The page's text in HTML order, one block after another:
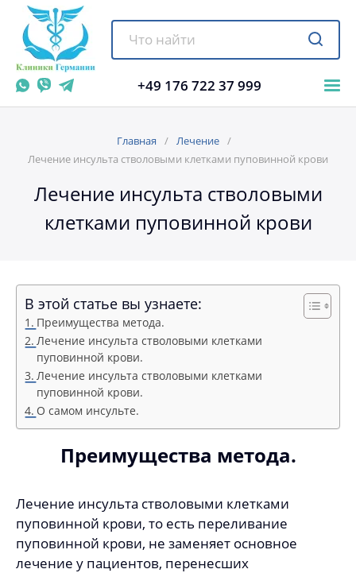
+49 176 722 37 999
Главная
Лечение
Лечение инсульта стволовыми клетками пуповинной крови
Лечение инсульта стволовыми
клетками пуповинной крови
В этой статье вы узнаете:
Преимущества метода.
Лечение инсульта стволовыми клетками
пуповинной крови.
Лечение инсульта стволовыми клетками
пуповинной крови.
О самом инсульте.
Преимущества метода.
Лечение инсульта стволовыми клетками
пуповинной крови, то есть переливание
пуповинной крови, не заменяет основное
лечение у пациентов, перенесших